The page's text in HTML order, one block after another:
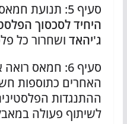
סעיף 5: תנועת חמאס מאמינה
היחיד לסכסוך
ג'יהאדושחרור כל
סעיף 6: חמאס
האחרים כתוספות
ההתנגדות
לשיתוף פעולה